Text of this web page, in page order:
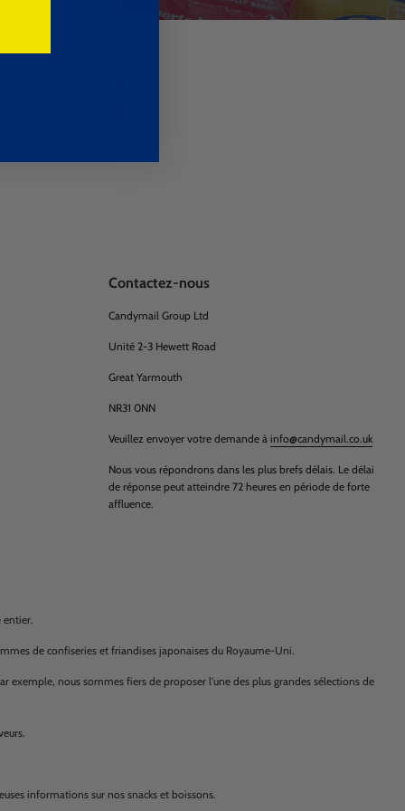
Contactez-nous
Candymail Group Ltd
Unité 2-3 Hewett Road
Great Yarmouth
NR31 0NN
Veuillez envoyer votre demande à info@candymail.co.uk
Nous vous répondrons dans les plus brefs délais. Le délai
de réponse peut atteindre 72 heures en période de forte
affluence.
entier.
de confiseries et friandises japonaises du Royaume-Uni.
exemple, nous sommes fiers de proposer l'une des plus grandes sélections de
informations sur nos snacks et boissons.